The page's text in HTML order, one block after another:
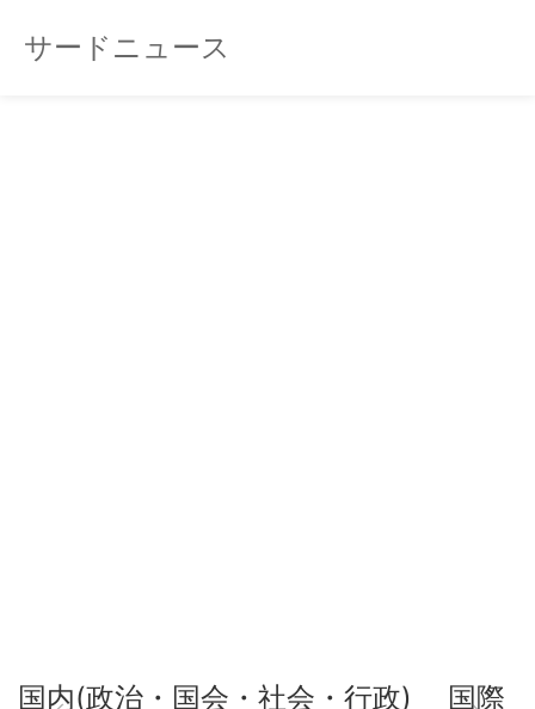
サードニュース
国内(政治・国会・社会・行政) 国際